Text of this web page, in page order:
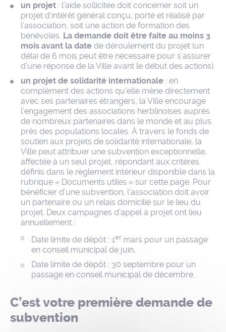
un projet : l’aide sollicitée doit concerner soit un
projet d’intérêt général conçu, porté et réalisé par
l’association, soit une action de formation des
bénévoles. La demande doit être faite au moins 3
mois avant la date de déroulement du projet (un
délai de 6 mois peut être nécessaire pour s’assurer
d’une réponse de la Ville avant le début des actions).
un projet de solidarité internationale : en
complément des actions qu’elle mène directement
avec ses partenaires étrangers, la Ville encourage
l’engagement des associations herblinoises auprès
de nombreux partenaires dans le monde et au plus
près des populations locales. À travers le fonds de
soutien aux projets de solidarité internationale, la
Ville peut attribuer une subvention exceptionnelle,
affectée à un seul projet, répondant aux critères
définis dans le règlement intérieur disponible dans la
rubrique « Documents utiles » sur cette page. Pour
bénéficier d’une subvention, l’association doit avoir
un partenaire ou un relais domicilié sur le lieu du
projet. Deux campagnes d’appel à projet ont lieu
annuellement :
Date limite de dépôt : 1er mars pour un passage
en conseil municipal de juin,
Date limite de dépôt : 30 septembre pour un
passage en conseil municipal de décembre.
C’est votre première demande de
subvention